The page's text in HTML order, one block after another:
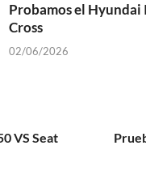
Probamos el Hyundai
Cross
02/06/2026
VS Seat